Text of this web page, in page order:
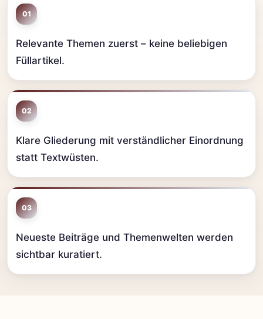
01
Relevante Themen zuerst – keine beliebigen
Füllartikel.
02
Klare Gliederung mit verständlicher Einordnung
statt Textwüsten.
03
Neueste Beiträge und Themenwelten werden
sichtbar kuratiert.